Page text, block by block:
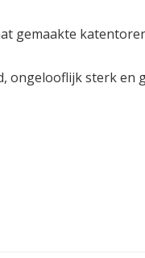
gemaakte
ongelooflijk sterk en